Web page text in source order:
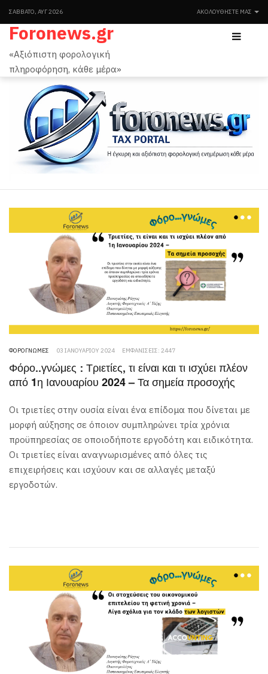
ΣΆΒΒΑΤΟ, ΑΥΓ 2026 ΑΚΟΛΟΥΘΉΣΤΕ ΜΑΣ
Foronews.gr
«Αξιόπιστη φορολογική
πληροφόρηση, κάθε μέρα»
ΦΟΡΟΓΝΏΜΕΣ 03 ΙΑΝΟΥΑΡΊΟΥ 2024 ΕΜΦΑΝΊΣΕΙΣ: 2447
Φόρο..γνώμες : Τριετίες, τι είναι και τι ισχύει πλέον
από 1η Ιανουαρίου 2024 – Τα σημεία προσοχής
Οι τριετίες στην ουσία είναι ένα επίδομα που δίνεται με
μορφή αύξησης σε όποιον συμπληρώνει τρία χρόνια
προϋπηρεσίας σε οποιοδήποτε εργοδότη και ειδικότητα.
Οι τριετίες είναι αναγνωρισμένες από όλες τις
επιχειρήσεις και ισχύουν και σε αλλαγές μεταξύ
εργοδοτών.